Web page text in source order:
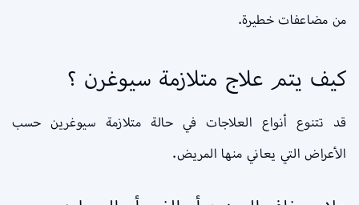
من مضاعفات خطيرة.
كيف يتم علاج متلازمة سيوغرن ؟
قد تتنوع أنواع العلاجات في حالة متلازمة سيوغرين حسب
الأعراض التي يعاني منها المريض.